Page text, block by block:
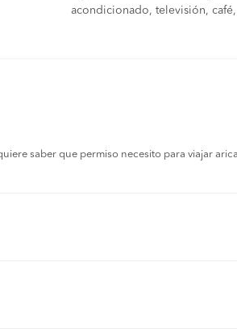
acondicionado, televisión,
saber que permiso necesito para viajar